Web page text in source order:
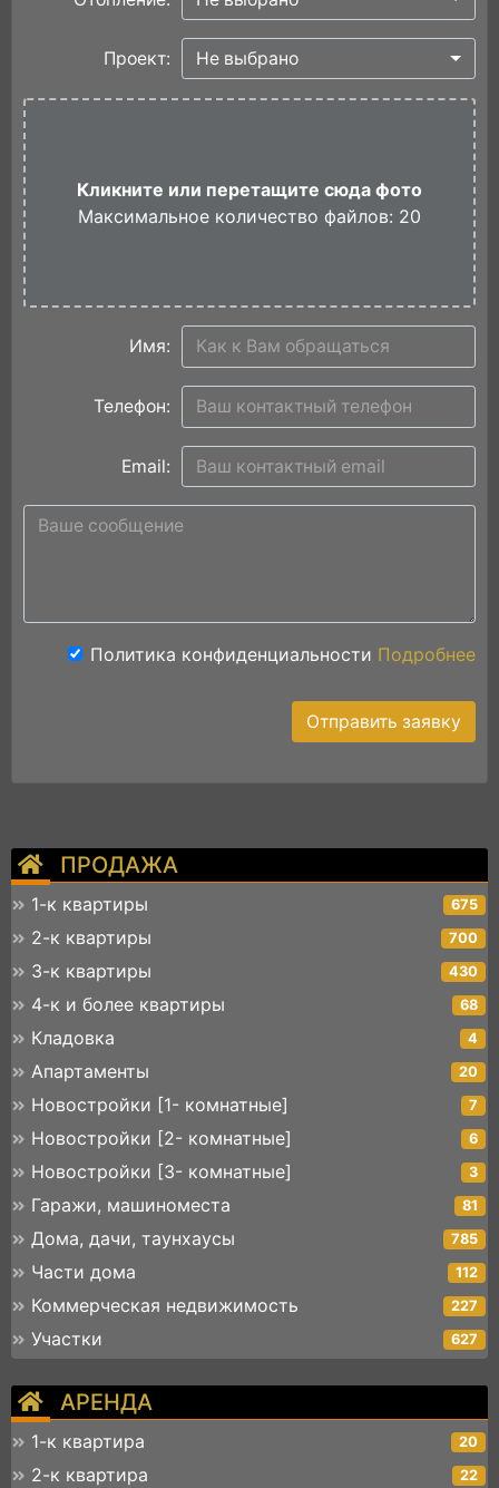
ПРОДАЖА
1-к квартиры 675
2-к квартиры 700
3-к квартиры 430
4-к и более квартиры 68
Кладовка 4
Апартаменты 20
Новостройки [1- комнатные] 7
Новостройки [2- комнатные] 6
Новостройки [3- комнатные] 3
Гаражи, машиноместа 81
Дома, дачи, таунхаусы 785
Части дома 112
Коммерческая недвижимость 227
Участки 627
АРЕНДА
1-к квартира 20
2-к квартира 22
Проект: Не выбрано
Кликните или перетащите сюда фото
Максимальное количество файлов: 20
Имя:
Телефон:
Email:
Политика конфиденциальности Подробнее
Отправить заявку